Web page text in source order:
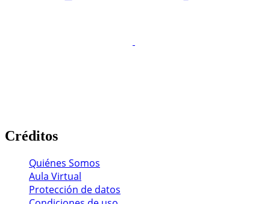
Créditos
Quiénes Somos
Aula Virtual
Protección de datos